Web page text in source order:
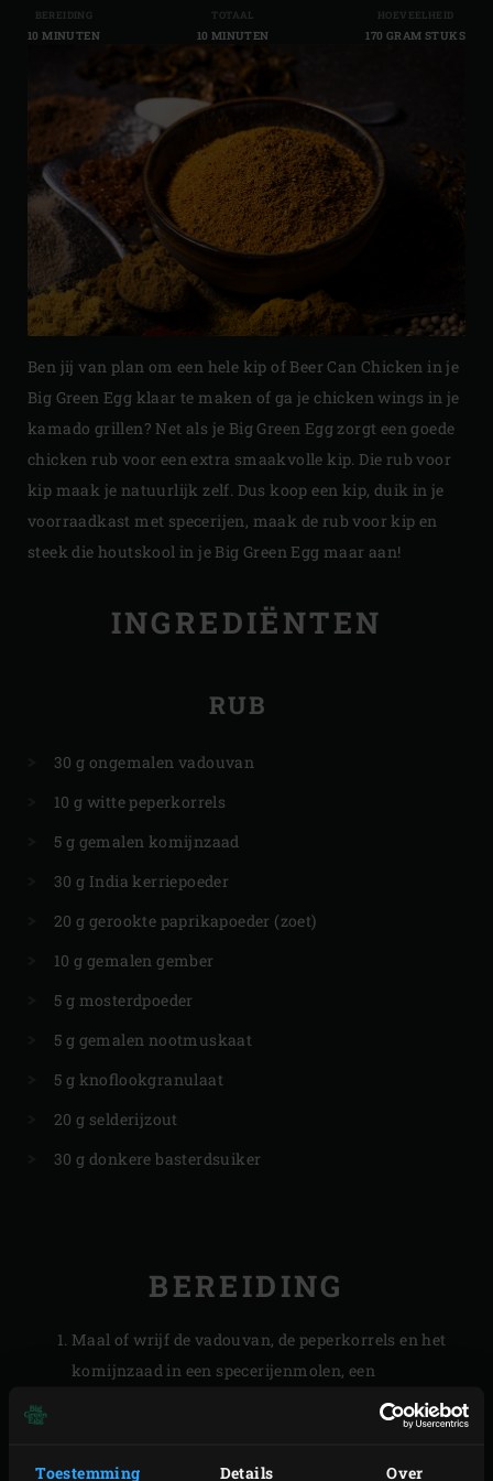
Toestemming Details Over
BEREIDING
10 MINUTEN
TOTAAL
10 MINUTEN
HOEVEELHEID
170 GRAM STUKS
Ben jij van plan om een hele kip of Beer Can Chicken in je
Big Green Egg klaar te maken of ga je chicken wings in je
kamado grillen? Net als je Big Green Egg zorgt een goede
chicken rub voor een extra smaakvolle kip. Die rub voor
kip maak je natuurlijk zelf. Dus koop een kip, duik in je
voorraadkast met specerijen, maak de rub voor kip en
steek die houtskool in je Big Green Egg maar aan!
INGREDIËNTEN
RUB
30 g ongemalen vadouvan
10 g witte peperkorrels
5 g gemalen komijnzaad
30 g India kerriepoeder
20 g gerookte paprikapoeder (zoet)
10 g gemalen gember
5 g mosterdpoeder
5 g gemalen nootmuskaat
5 g knoflookgranulaat
20 g selderijzout
30 g donkere basterdsuiker
BEREIDING
Maal of wrijf de vadouvan, de peperkorrels en het
komijnzaad in een specerijenmolen, een
Meng alle ingrediënten voor de rub en bewaar tot
gebruik in een afgesloten bakje.